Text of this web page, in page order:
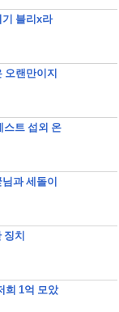
블리x라
랜만이지
스트 섭외 온
과 세돌이
치
희 1억 모았